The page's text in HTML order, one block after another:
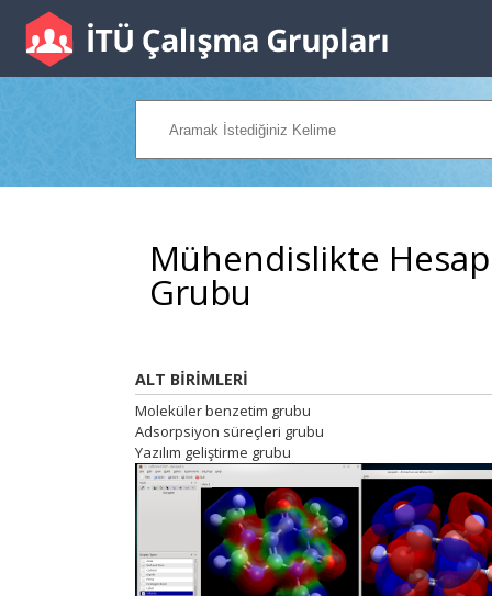
Mühendislikte
Grubu
ALT BİRİMLERİ
Moleküler benzetim grubu
Adsorpsiyon süreçleri grubu
Yazılım geliştirme grubu